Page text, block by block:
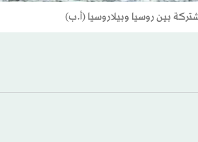
بين روسيا وبيلاروسيا (أ.ب)